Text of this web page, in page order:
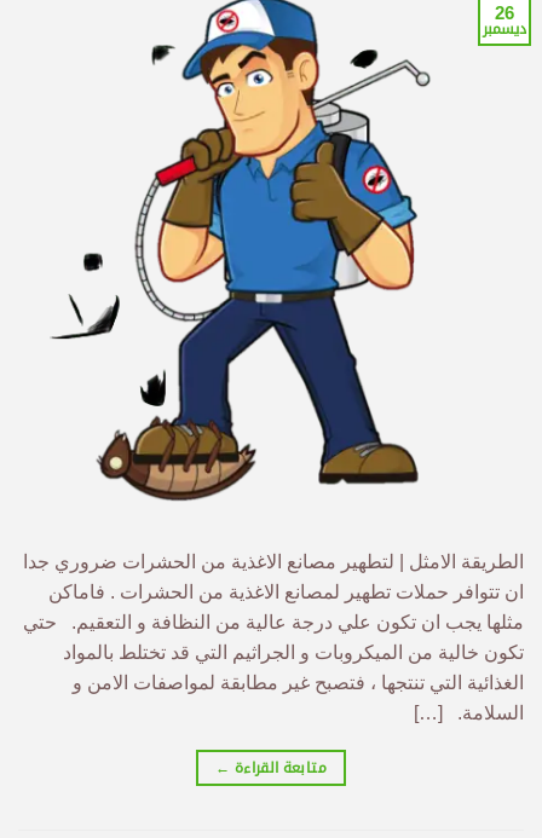
26
ديسمبر
الطريقة الامثل | لتطهير مصانع الاغذية من الحشرات ضروري جدا
ان تتوافر حملات تطهير لمصانع الاغذية من الحشرات . فاماكن
مثلها يجب ان تكون علي درجة عالية من النظافة و التعقيم. حتي
تكون خالية من الميكروبات و الجراثيم التي قد تختلط بالمواد
الغذائية التي تنتجها ، فتصبح غير مطابقة لمواصفات الامن و
السلامة. […]
متابعة القراءة ←